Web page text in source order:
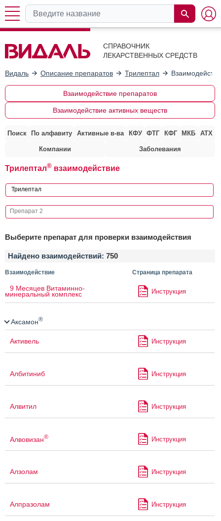
СПРАВОЧНИК
ЛЕКАРСТВЕННЫХ СРЕДСТВ
Видаль Описание препаратов Трилептал
Взаимодействие препаратов
Взаимодействие активных веществ
Поиск По алфавиту Активные в-ва КФУ ФТГ КФГ МКБ АТХ
Компании Заболевания
Трилептал® взаимодействие
Выберите препарат для проверки взаимодействия
Найдено взаимодействий: 750
Взаимодействие Страница препарата
9 Месяцев Витаминно-
минеральный комплекс Инструкция
Аксамон®
Активель Инструкция
Албитиниб Инструкция
Алвитил Инструкция
Алвовизан® Инструкция
Алзолам Инструкция
Алпразолам Инструкция